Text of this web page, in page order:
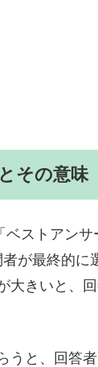
その意味
ストアン
が最終的に
きいと、
うと、回答